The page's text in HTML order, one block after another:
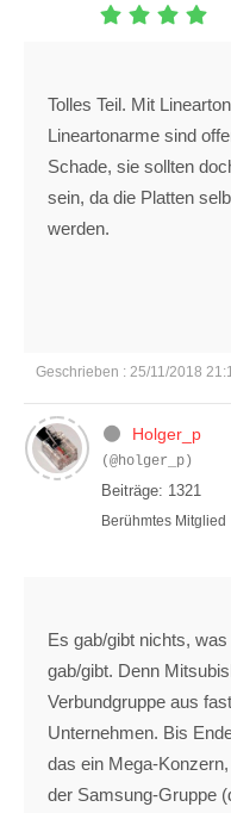
Tolles Teil. Mit
Lineartonarme sind
Schade, sie sollten
sein, da die Platten
werden.
Geschrieben : 25/11/2018
Holger_p
(@holger_p)
Beiträge: 1321
Berühmtes Mitglied
Es gab/gibt nichts,
gab/gibt. Denn
Verbundgruppe aus
Unternehmen. Bis
das ein Mega-
der Samsung-Gruppe